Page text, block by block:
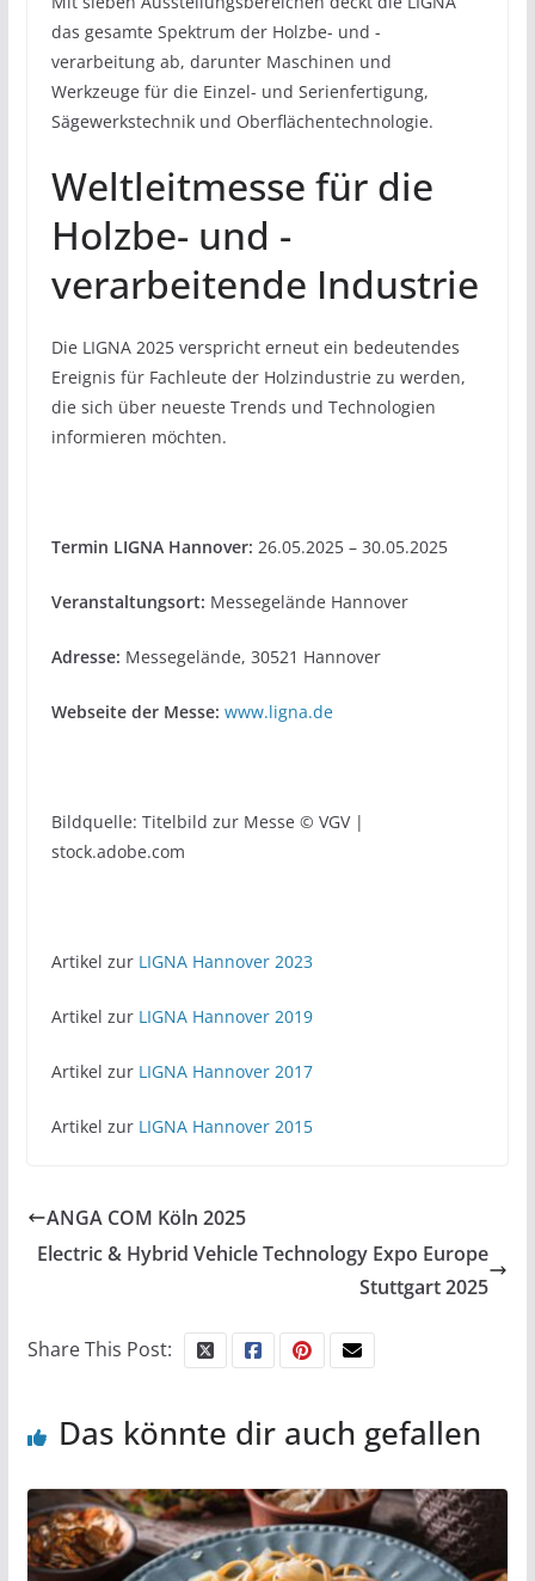
das gesamte Spektrum der Holzbe- und -
verarbeitung ab, darunter Maschinen und
Werkzeuge für die Einzel- und Serienfertigung,
Sägewerkstechnik und Oberflächentechnologie.
Weltleitmesse für die
Holzbe- und -
verarbeitende Industrie
Die LIGNA 2025 verspricht erneut ein bedeutendes
Ereignis für Fachleute der Holzindustrie zu werden,
die sich über neueste Trends und Technologien
informieren möchten.
Termin LIGNA Hannover: 26.05.2025 – 30.05.2025
Veranstaltungsort: Messegelände Hannover
Adresse: Messegelände, 30521 Hannover
Webseite der Messe: www.ligna.de
Bildquelle: Titelbild zur Messe © VGV |
stock.adobe.com
Artikel zur LIGNA Hannover 2023
Artikel zur LIGNA Hannover 2019
Artikel zur LIGNA Hannover 2017
Artikel zur LIGNA Hannover 2015
ANGA COM Köln 2025
Electric & Hybrid Vehicle Technology Expo Europe
Stuttgart 2025
Share This Post:
Das könnte dir auch gefallen